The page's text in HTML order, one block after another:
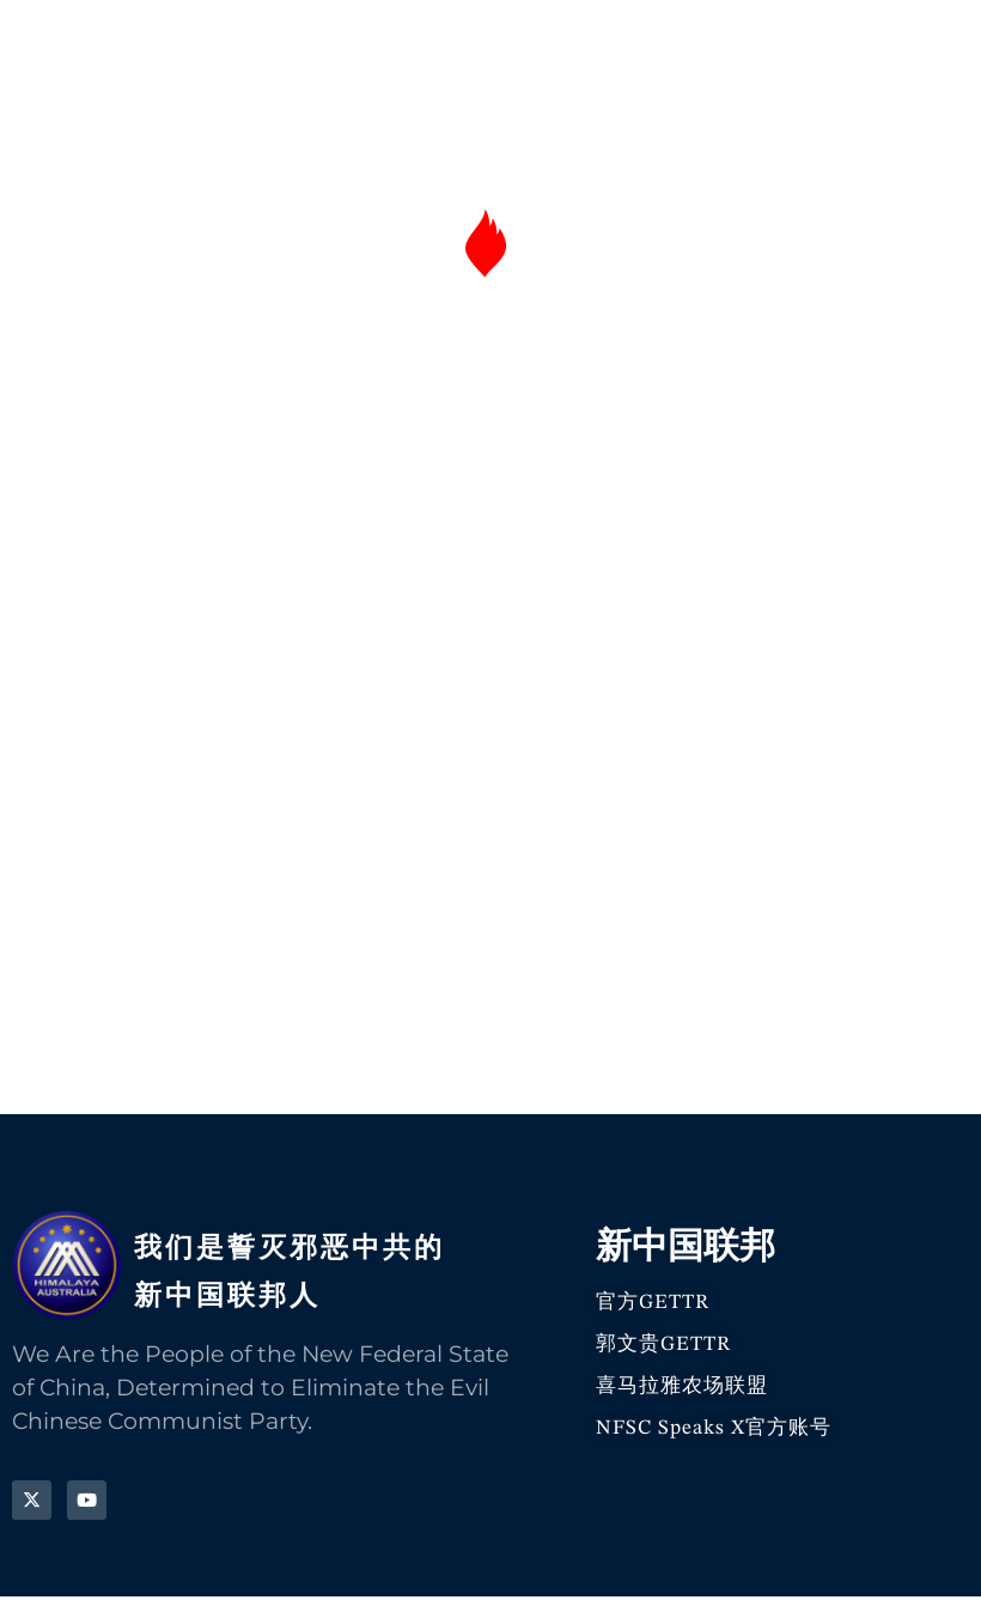
我们是誓灭邪恶中共的
新中国联邦人​
We Are the People of the New Federal State
of China, Determined to Eliminate the Evil
Chinese Communist Party.
新中国联邦
官方GETTR
郭文贵GETTR
喜马拉雅农场联盟
NFSC Speaks X官方账号